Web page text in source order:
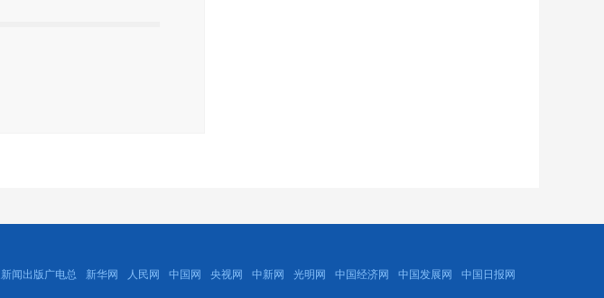
闻出版广电总 新华网 人民网 中国网 央视网 中新网 光明网 中国经济网 中国发展网 中国日报网